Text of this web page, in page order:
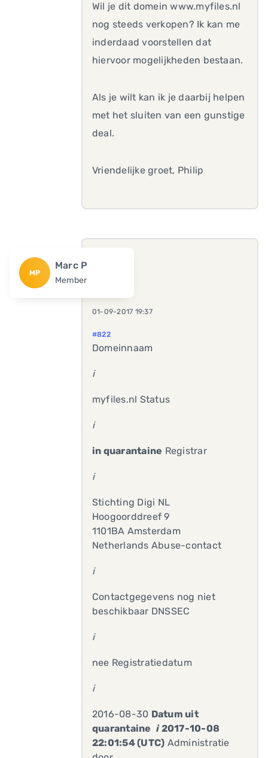
Wil je dit domein www.myfiles.nl
nog steeds verkopen? Ik kan me
inderdaad voorstellen dat
hiervoor mogelijkheden bestaan.
Als je wilt kan ik je daarbij helpen
met het sluiten van een gunstige
deal.
Vriendelijke groet, Philip
MP
Marc P
Member
01-09-2017 19:37
#822
Domeinnaam
i
myfiles.nl Status
i
in quarantaine Registrar
i
Stichting Digi NL
Hoogoorddreef 9
1101BA Amsterdam
Netherlands Abuse-contact
i
Contactgegevens nog niet
beschikbaar DNSSEC
i
nee Registratiedatum
i
2016-08-30 Datum uit
quarantaine i 2017-10-08
22:01:54 (UTC) Administratie